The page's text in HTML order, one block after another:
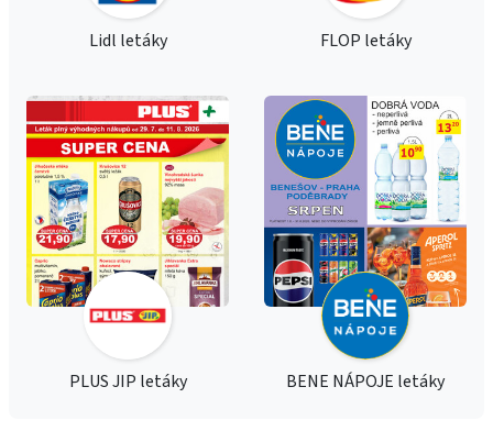
Lidl letáky FLOP letáky
PLUS JIP letáky BENE NÁPOJE letáky